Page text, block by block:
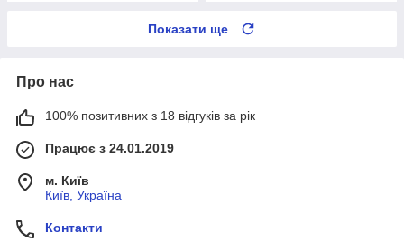
Показати ще
Про нас
100% позитивних з 18 відгуків за рік
Працює з 24.01.2019
м. Київ
Київ, Україна
Контакти